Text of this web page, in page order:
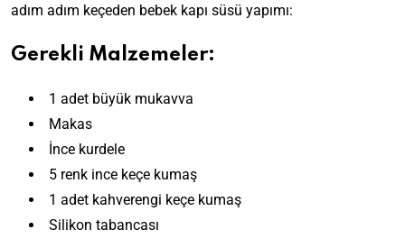
adım adım keçeden bebek kapı süsü yapımı:
Gerekli Malzemeler:
1 adet büyük mukavva
Makas
İnce kurdele
5 renk ince keçe kumaş
1 adet kahverengi keçe kumaş
Silikon tabancası